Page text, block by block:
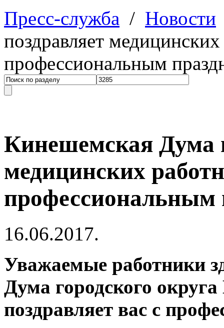
Пресс-служба / Новости
поздравляет
профессиональным
Кинешемская Дума
медицинских
профессиональным
16.06.2017.
Уважаемые работники
Дума городского
поздравляет вас с